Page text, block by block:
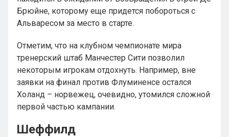
Брюйне, которому еще придется побороться с
Альваресом за место в старте.
Отметим, что на клубном чемпионате мира
тренерский штаб Манчестер Сити позволил
некоторым игрокам отдохнуть. Например, вне
заявки на финал против Флуминенсе остался
Холанд – норвежец, очевидно, утомился сложной
первой частью кампании.
Шеффилд